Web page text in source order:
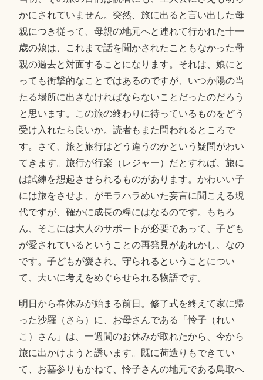
かにされていません。突然、旅に出ると言い出した母
親につき従って、母親の地元へと連れて行かれた十一
歳の娘は、これまで話を聞かされたこともなかった母
親の過去と対面することになります。それは、娘にと
っても衝撃的なことではあるのですが、いつか陽の当
たる場所に出さなければならないことだったのだろう
と思います。この旅の終わりに待っているものをどう
受け入れたら良いか。読者もまた問われるところで
す。さて、旅と旅行はどう違うのかという疑問がわい
てきます。旅行が行楽（レジャー）だとすれば、旅に
は試練を想起させられるものがあります。かわいい子
には旅をさせよ、がモラハラめいた妄言に聞こえる現
代ですが、確かに成長の糧にはなるのです。もちろ
ん、そこには大人のサポートが必要であって、子ども
が愛されているということの再発見があれかし、なの
です。子どもが愛され、守られるということについ
て、大いに考えをめぐらせられる物語です。
明日から春休みが始まる前日。修了式を終えて家に帰
った沙羅（さら）に、お母さんである「怜子（れい
こ）さん」は、一週間のお休みが取れたから、今から
旅に出かけようと誘います。既に荷造りもできてい
て、お墓参りもかねて、怜子さんの地元である鳥取へ